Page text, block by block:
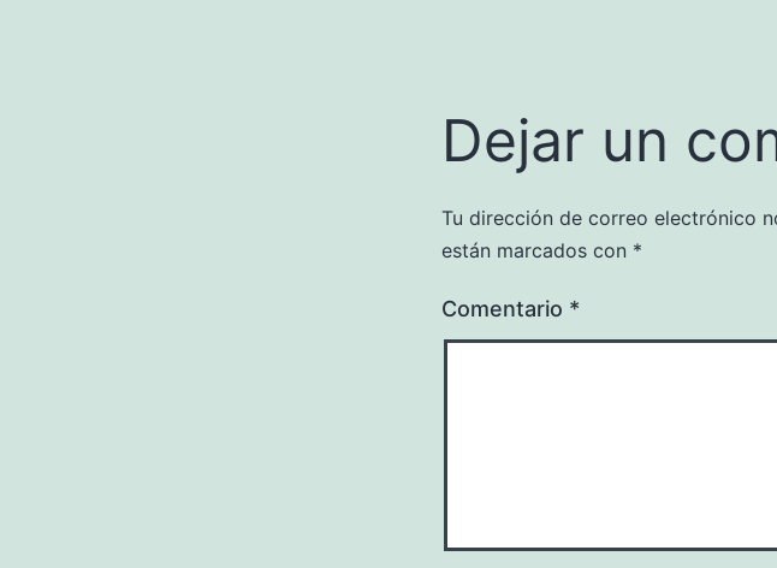
Dejar un
Tu dirección de correo electrónico
están marcados con *
Comentario *